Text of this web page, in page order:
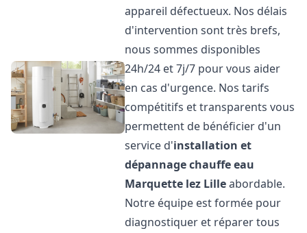
appareil défectueux. Nos délais
d'intervention sont très brefs,
nous sommes disponibles
24h/24 et 7j/7 pour vous aider
en cas d'urgence. Nos tarifs
compétitifs et transparents vous
permettent de bénéficier d'un
service d'installation et
dépannage chauffe eau
Marquette lez Lilleabordable.
Notre équipe est formée pour
diagnostiquer et réparer tous